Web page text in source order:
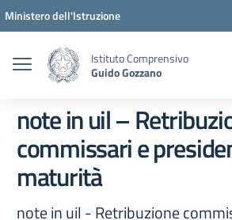
Vai ai contenuti
Vai al menu di navigazione
Vai al footer
Ministero dell'Istruzione
Istituto Comprensivo
Guido Gozzano
note in uil –
commissari e
maturità
note in uil - Retribuzione